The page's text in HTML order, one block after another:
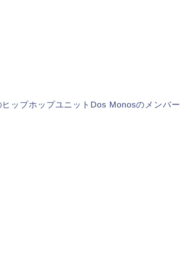
ップホップユニットDos Monosのメンバー